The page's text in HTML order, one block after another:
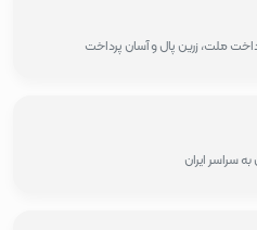
ملت، زرین پال و آسان پرداخت
سراسر ایران